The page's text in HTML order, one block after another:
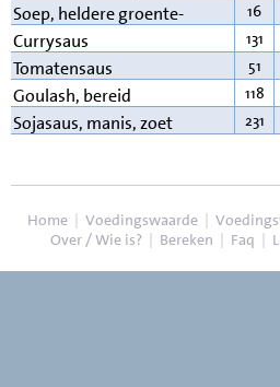
Soep, heldere groente- 16
Currysaus 131
Tomatensaus 51
Goulash, bereid 118
Sojasaus, manis, zoet 231
Home | Voedingswaarde |
Over / Wie is? | Bereken | Faq |